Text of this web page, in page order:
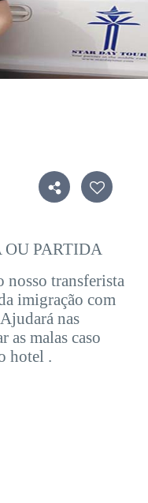
OU PARTIDA
nosso transferista
imigração com
nas
as malas caso
hotel .